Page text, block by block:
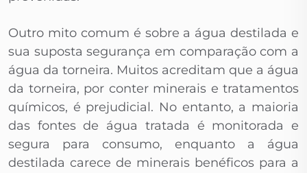
Outro mito comum é sobre a água destilada e
sua suposta segurança em comparação com a
água da torneira. Muitos acreditam que a água
da torneira, por conter minerais e tratamentos
químicos, é prejudicial. No entanto, a maioria
das fontes de água tratada é monitorada e
segura para consumo, enquanto a água
destilada carece de minerais benéficos para a